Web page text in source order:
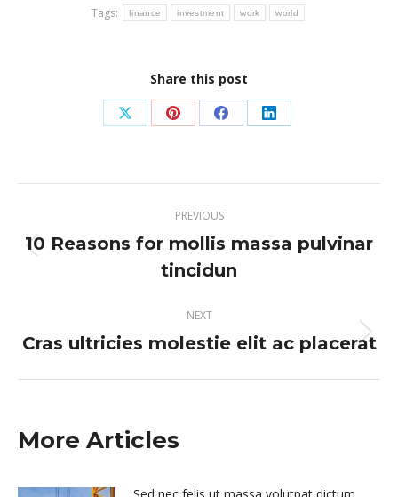
Tags:
finance investment work world
Share this post
Share
X
Share
Pinterest
Share
Facebook
Share
LinkedIn
navigation
PREVIOUS
Previous
post:
10 Reasons for mollis massa pulvinar
tincidun
NEXT
Next
Cras ultricies molestie elit ac placerat
More Articles